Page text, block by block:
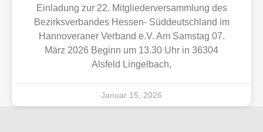
Einladung zur 22. Mitgliederversammlung des
Bezirksverbandes Hessen- Süddeutschland im
Hannoveraner Verband e.V. Am Samstag 07.
März 2026 Beginn um 13.30 Uhr in 36304
Alsfeld Lingelbach,
Januar 15, 2026